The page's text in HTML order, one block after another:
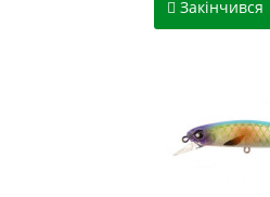
Закінчився